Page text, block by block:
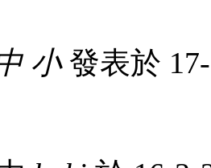
小發表於